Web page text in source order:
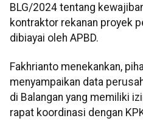
BLG/2024 tentang
kontraktor rekanan proyek
dibiayai oleh APBD.
Fakhrianto menekankan,
menyampaikan data
di Balangan yang memiliki
rapat koordinasi dengan